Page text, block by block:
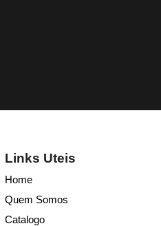
Links Uteis
Home
Quem Somos
Catalogo